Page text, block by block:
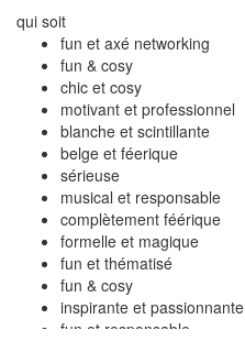
qui soit
fun et axé networking
fun & cosy
chic et cosy
motivant et professionnel
blanche et scintillante
belge et féerique
sérieuse
musical et responsable
complètement féérique
formelle et magique
fun et thématisé
fun & cosy
inspirante et passionnante
fun et responsable